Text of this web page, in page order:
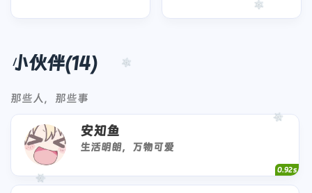
小伙伴(14)
那些人，那些事
安知鱼
生活明朗，万物可爱
0.92 s